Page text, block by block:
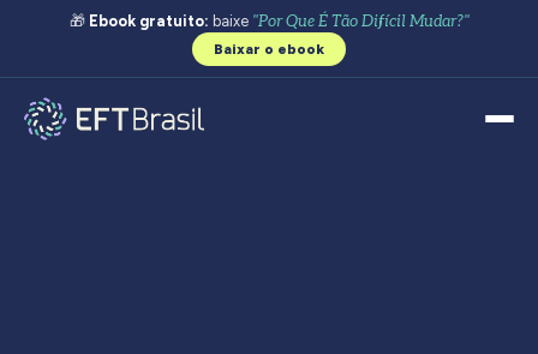
🎁 Ebook gratuito: baixe "Por Que É Tão Difícil Mudar?"
Baixar o ebook